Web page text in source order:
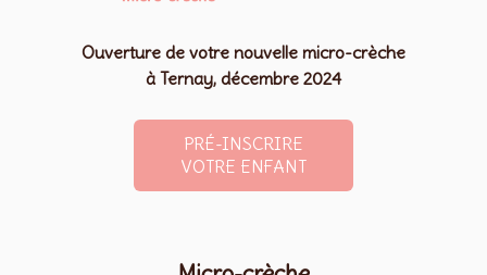
Ouverture de votre nouvelle micro-crèche
à Ternay, décembre 2024
PRÉ-INSCRIRE
VOTRE ENFANT